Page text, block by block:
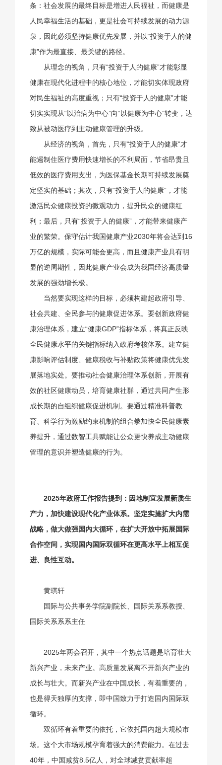
条：社会发展的最终目标是增进人民福祉，而健康是
人民幸福生活的基础，更是社会可持续发展的动力源
泉，因此必须坚持健康优先发展，并以“投资于人的健
康”作为最直接、最关键的路径。
从理念的视角，只有“投资于人的健康”才能彰显
健康在现代化进程中的核心地位，才能切实体现政府
对民生福祉的高度重视；只有“投资于人的健康”才能
切实实现从“以治病为中心”向“以健康为中心”转变，达
致从被动医疗到主动健康管理的升级。
从经济的视角，首先，只有“投资于人的健康”才
能遏制住医疗费用快速增长的不利局面，节省昂贵且
低效的医疗费用支出，为医保基金长期可持续发展奠
定坚实的基础；其次，只有“投资于人的健康”，才能
激活民众健康投资的微观动力，提升民众的健康红
利；最后，只有“投资于人的健康”，才能带来健康产
业的繁荣。保守估计我国健康产业2030年将会达到16
万亿的规模，实际可能会更高，而且健康产业具有明
显的逆周期性，因此健康产业会成为我国经济高质量
发展的强劲增长极。
当然要实现这样的目标，必须构建起政府引导、
社会共建、全民参与的健康促进体系。要创新政府健
康治理体系，建立“健康GDP”指标体系，将真正反映
全民健康水平的关键指标纳入政府考核体系。建立健
康影响评估制度、健康税收与补贴政策将健康优先发
展落地实处。要推动社会健康治理体系创新，开展有
效的社区健康动员，培育健康社群，通过共同产生形
成长期的自组织健康促进机制。要通过精准科普教
育、科学行为激励约束机制的组合拳加快全民健康素
养提升，通过数智工具赋能让公众更快养成主动健康
管理的意识并塑造健康的行为。
2025年政府工作报告提到：因地制宜发展新质生
产力，加快建设现代化产业体系。坚定实施扩大内需
战略，做大做强国内大循环，在扩大开放中拓展国际
合作空间，实现国内国际双循环在更高水平上相互促
进、良性互动。
黄琪轩
国际与公共事务学院副院长、
国际关系系教授、
国际关系系系主任
2025年两会召开，其中一个热点话题是培育壮大
新兴产业，未来产业。高质量发展离不开新兴产业的
成长与壮大。而新兴产业在中国成长，有着重要的，
也是得天独厚的支撑，即中国致力于打造国内国际双
循环。
双循环有着重要的依托，它依托国内超大规模市
场。这个大市场规模孕育着强大的消费能力。在过去
40年，中国减贫8.5亿人，对全球减贫贡献率超